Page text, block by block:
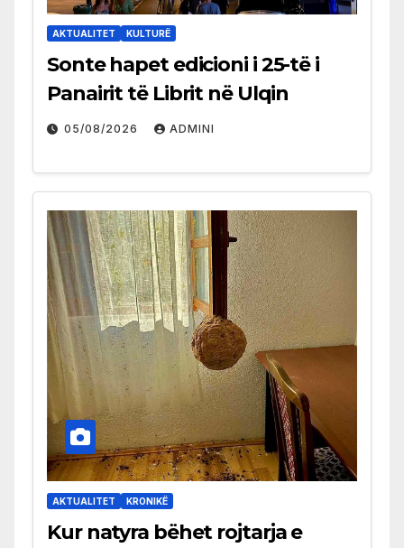
AKTUALITET KULTURË
Sonte hapet edicioni i 25-të i
Panairit të Librit në Ulqin
05/08/2026 ADMINI
AKTUALITET KRONIKË
Kur natyra bëhet rojtarja e